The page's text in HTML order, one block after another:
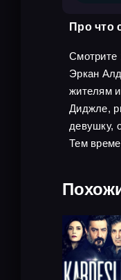
Про что
Смотрите
Эркан
жителям
Диджле,
девушку,
Тем